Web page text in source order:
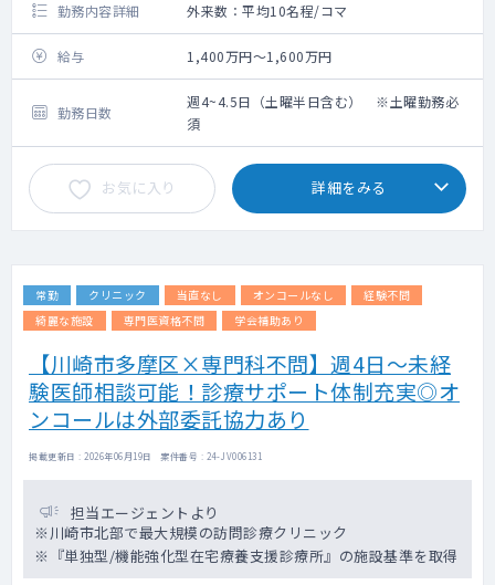
勤務内容詳細 外来数：平均10名程/コマ
給与 1,400万円～1,600万円
勤務日数
週4~4.5日（土曜半日含む） ※土曜勤務必
須
お気に入り 詳細をみる
常勤 クリニック 当直なし オンコールなし
経験不問
綺麗な施設
専門医資格不問 学会補助あり
【川崎市多摩区×専門科不問】週4日～未経
験医師相談可能！診療サポート体制充実◎オ
ンコールは外部委託協力あり
掲載更新日 : 2026年06月19日 案件番号 : 24-JV006131
担当エージェントより
※川崎市北部で最大規模の訪問診療クリニック
※『単独型/機能強化型在宅療養支援診療所』の施設基準を取得